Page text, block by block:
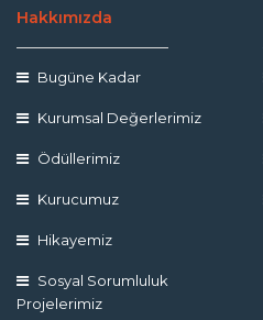
Hakkımızda
Bugüne Kadar
Kurumsal Değerlerimiz
Ödüllerimiz
Kurucumuz
Hikayemiz
Sosyal Sorumluluk
Projelerimiz